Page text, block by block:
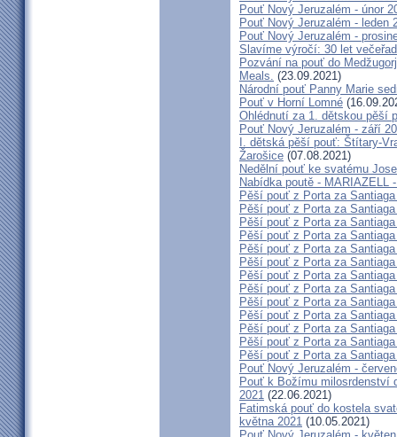
Pouť Nový Jeruzalém - únor
Pouť Nový Jeruzalém - leden
Pouť Nový Jeruzalém -
Slavíme výročí: 30 let
Pozvání na pouť do
Meals. (23.09.2021)
Národní pouť Panny Marie
Pouť v Horní Lomné
Ohlédnutí za 1. dětskou pěší
Pouť Nový Jeruzalém - září
I. dětská pěší pouť: Štítary-
Žarošice (07.08.2021)
Nedělní pouť ke svatému
Nabídka poutě - MARIAZELL
Pěší pouť z Porta za
Pěší pouť z Porta za
Pěší pouť z Porta za
Pěší pouť z Porta za
Pěší pouť z Porta za
Pěší pouť z Porta za
Pěší pouť z Porta za
Pěší pouť z Porta za
Pěší pouť z Porta za
Pěší pouť z Porta za
Pěší pouť z Porta za
Pěší pouť z Porta za
Pěší pouť z Porta za
Pouť Nový Jeruzalém -
Pouť k Božímu milosrdenství
2021 (22.06.2021)
Fatimská pouť do kostela
května 2021 (10.05.2021)